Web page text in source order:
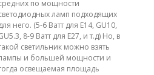
по мощности
ламп подходящих
него. (5-6 Ватт для E14, GU10,
8-9 Ватт для E27, и т.д) Но, в
светильник можно взять
и большей мощности и
освещаемая площадь